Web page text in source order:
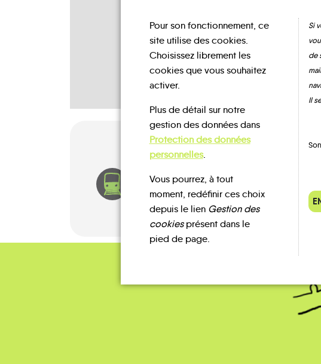
TRAIN
Pour son fonctionnement, ce
site utilise des cookies.
Choisissez librement les
cookies que vous souhaitez
activer.
Plus de détail sur notre
gestion des données dans
Protection des données
personnelles.
Vous pourrez, à tout
moment, redéfinir ces choix
depuis le lien Gestion des
cookiesprésent dans le
pied de page.
Si
de
Il